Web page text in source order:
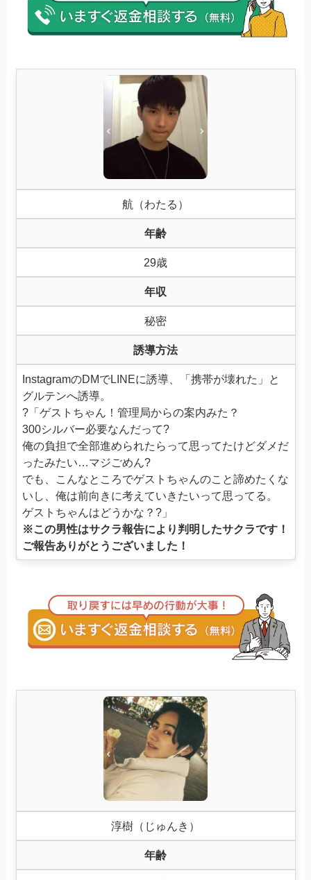
航（わたる）
年齢
29歳
年収
秘密
誘導方法
InstagramのDMでLINEに誘導、「携帯が壊れた」と
グルテンへ誘導。
?「ゲストちゃん！管理局からの案内みた？
300シルバー必要なんだって?
俺の負担で全部進められたらって思ってたけどダメだ
ったみたい…マジごめん?
でも、こんなところでゲストちゃんのこと諦めたくな
いし、俺は前向きに考えていきたいって思ってる。
ゲストちゃんはどうかな？?」
※この男性はサクラ報告により判明したサクラです！
ご報告ありがとうございました！
淳樹（じゅんき）
年齢